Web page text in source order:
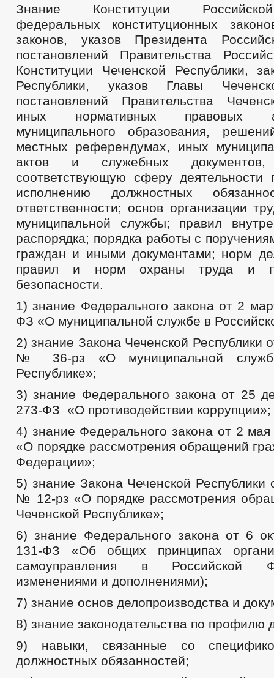
Знание Конституции
федеральных конституционных
законов, указов Президента
постановлений Правительства
Конституции Чеченской Республики,
Республики, указов Главы
постановлений Правительства
иных нормативных правовых
муниципального образования,
местных референдумах, иных
актов и служебных документов,
соответствующую сферу деятельности
исполнению должностных
ответственности; основ организации
муниципальной службы; правил
распорядка; порядка работы с
граждан и иными документами; норм
правил и норм охраны труда и
безопасности.
1) знание Федерального закона от 2
ФЗ «О муниципальной службе в
2) знание Закона Чеченской Республики
№ 36-рз «О муниципальной
Республике»;
3) знание Федерального закона от 25
273-ФЗ «О противодействии коррупции»;
4) знание Федерального закона от 2
«О порядке рассмотрения обращений
Федерации»;
5) знание Закона Чеченской Республики
№ 12-рз «О порядке рассмотрения
Чеченской Республике»;
6) знание Федерального закона от 6
131-ФЗ «Об общих принципах
самоуправления в Российской
изменениями и дополнениями);
7) знание основ делопроизводства и
8) знание законодательства по профилю
9) навыки, связанные со
должностных обязанностей;